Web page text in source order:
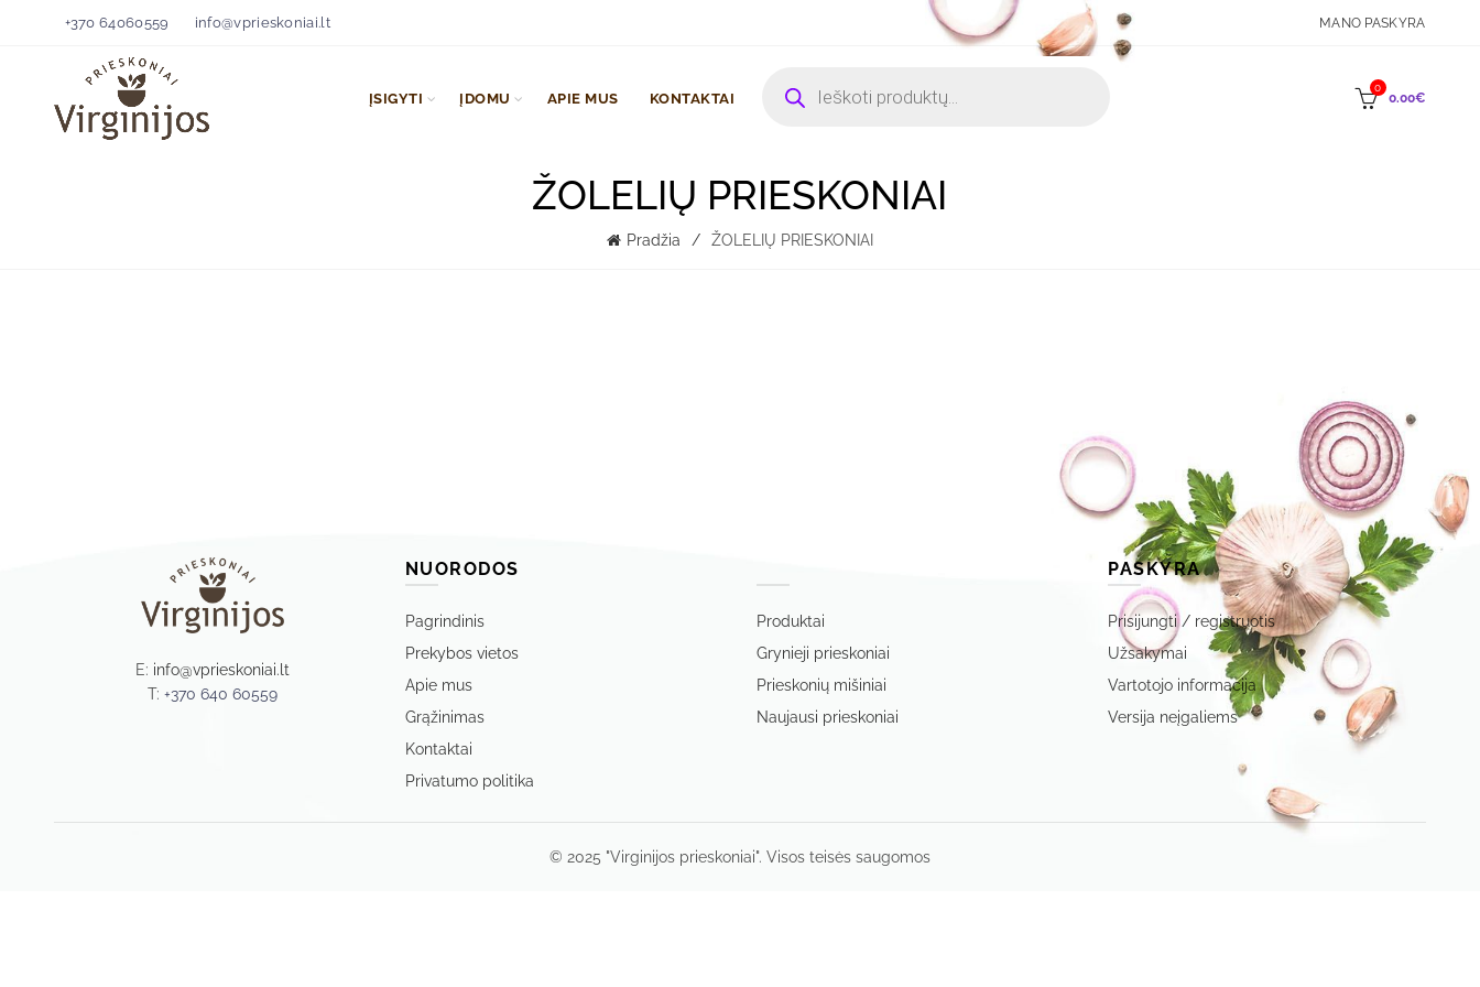
+370 64060559 info@vprieskoniai.lt MANO PASKYRA
ĮSIGYTI ĮDOMU APIE MUS KONTAKTAI
search
0
0.00€
ŽOLELIŲ PRIESKONIAI
Pradžia ŽOLELIŲ PRIESKONIAI
E: info@vprieskoniai.lt
T:+370 640 60559
NUORODOS
Pagrindinis
Prekybos vietos
Apie mus
Grąžinimas
Kontaktai
Privatumo politika
Produktai
Grynieji prieskoniai
Prieskonių mišiniai
Naujausi prieskoniai
PASKYRA
Prisijungti / registruotis
Užsakymai
Vartotojo informacija
Versija neįgaliems
© 2025 "Virginijos prieskoniai". Visos teisės saugomos